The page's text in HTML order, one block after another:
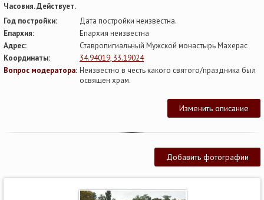
Часовня. Действует.
Год постройки:
Дата постройки неизвестна.
Епархия:
Епархия неизвестна
Адрес:
Ставропигиальный Мужской монастырь Махерас
Координаты:
34.94019, 33.19024
Вопрос модератора: Неизвестно в честь какого святого/праздника был
освящен храм.
Изменить описание
Добавить фотографии